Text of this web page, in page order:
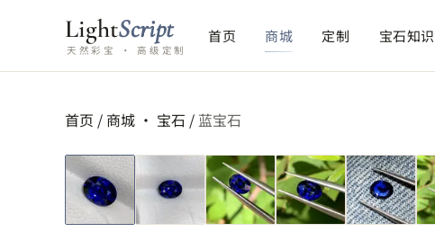
LightScript
天然彩宝 · 高级定制
首页 商城 定制 宝石知识
首页 / 商城 · 宝石 / 蓝宝石